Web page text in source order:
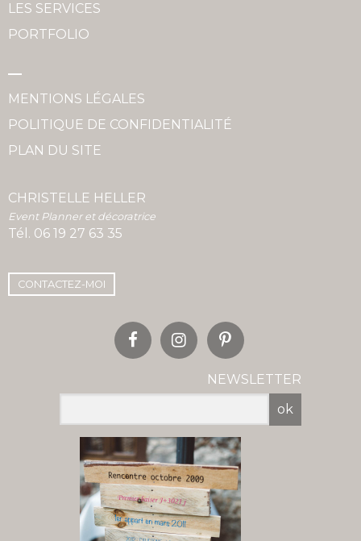
LES SERVICES
PORTFOLIO
MENTIONS LÉGALES
POLITIQUE DE CONFIDENTIALITÉ
PLAN DU SITE
CHRISTELLE HELLER
Event Planner et décoratrice
Tél. 06 19 27 63 35
CONTACTEZ-MOI
NEWSLETTER
ok